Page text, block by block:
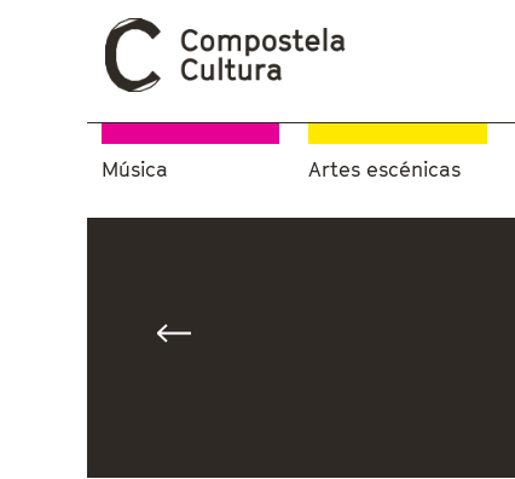
Música Artes escénicas